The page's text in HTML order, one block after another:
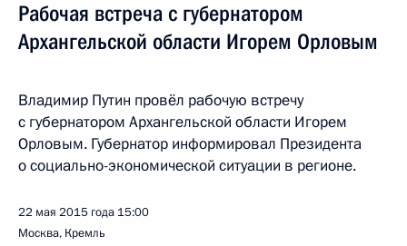
Рабочая встреча с губернатором
Архангельской области Игорем Орловым
Владимир Путин провёл рабочую встречу
с губернатором Архангельской области Игорем
Орловым. Губернатор информировал Президента
о социально-экономической ситуации в регионе.
22 мая 2015 года 15:00
Москва, Кремль